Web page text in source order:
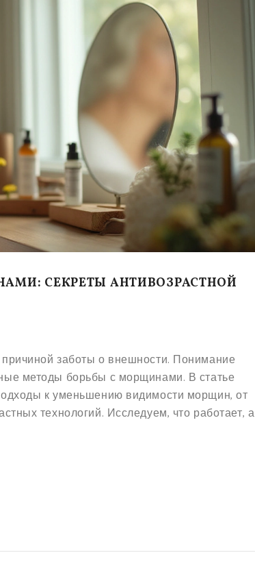
СЕКРЕТЫ АНТИВОЗРАСТНОЙ
заботы о внешности. Понимание
методы борьбы с морщинами. В статье
к уменьшению видимости морщин, от
технологий. Исследуем, что работает, а